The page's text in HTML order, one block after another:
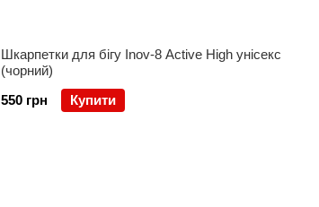
Шкарпетки для бігу Inov-8 Active High унісекс
(чорний)
550 грн
Купити